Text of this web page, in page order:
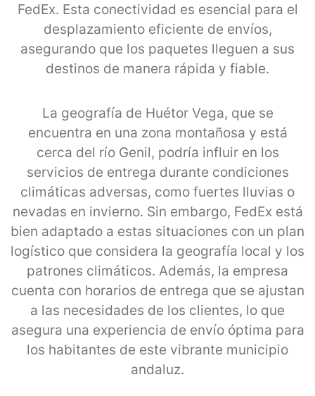
FedEx. Esta conectividad es esencial para el
desplazamiento eficiente de envíos,
asegurando que los paquetes lleguen a sus
destinos de manera rápida y fiable.
La geografía de Huétor Vega, que se
encuentra en una zona montañosa y está
cerca del río Genil, podría influir en los
servicios de entrega durante condiciones
climáticas adversas, como fuertes lluvias o
nevadas en invierno. Sin embargo, FedEx está
bien adaptado a estas situaciones con un plan
logístico que considera la geografía local y los
patrones climáticos. Además, la empresa
cuenta con horarios de entrega que se ajustan
a las necesidades de los clientes, lo que
asegura una experiencia de envío óptima para
los habitantes de este vibrante municipio
andaluz.